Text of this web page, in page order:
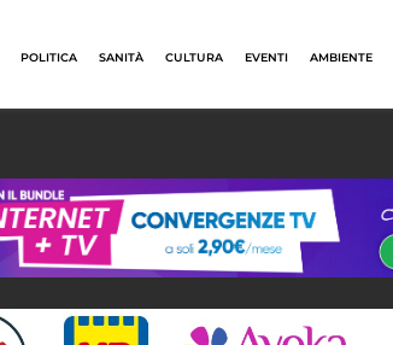
POLITICA SANITÀ CULTURA EVENTI AMBIENTE